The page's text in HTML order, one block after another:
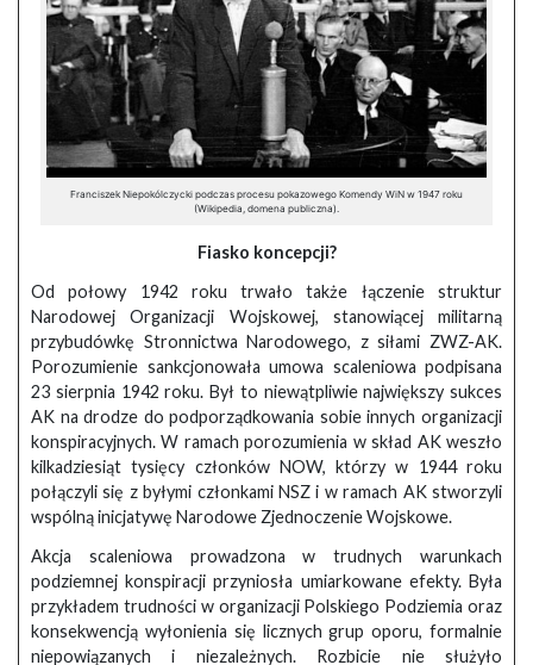
Franciszek Niepokólczycki podczas procesu pokazowego Komendy WiN w 1947 roku
(Wikipedia, domena publiczna).
Fiasko koncepcji?
Od połowy 1942 roku trwało także łączenie struktur
Narodowej Organizacji Wojskowej, stanowiącej militarną
przybudówkę Stronnictwa Narodowego, z siłami ZWZ-AK.
Porozumienie sankcjonowała umowa scaleniowa podpisana
23 sierpnia 1942 roku. Był to niewątpliwie największy sukces
AK na drodze do podporządkowania sobie innych organizacji
konspiracyjnych. W ramach porozumienia w skład AK weszło
kilkadziesiąt tysięcy członków NOW, którzy w 1944 roku
połączyli się z byłymi członkami NSZ i w ramach AK stworzyli
wspólną inicjatywę Narodowe Zjednoczenie Wojskowe.
Akcja scaleniowa prowadzona w trudnych warunkach
podziemnej konspiracji przyniosła umiarkowane efekty. Była
przykładem trudności w organizacji Polskiego Podziemia oraz
konsekwencją wyłonienia się licznych grup oporu, formalnie
niepowiązanych i niezależnych. Rozbicie nie służyło